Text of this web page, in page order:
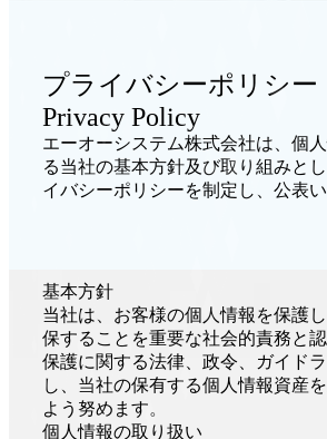
プライバシーポリシー
Privacy Policy
エーオーシステム株式会社は、個
る当社の基本方針及び取り組みと
イバシーポリシーを制定し、公表い
基本方針
当社は、お客様の個人情報を保護
保することを重要な社会的責務と
保護に関する法律、政令、ガイド
し、当社の保有する個人情報資産
よう努めます。
個人情報の取り扱い